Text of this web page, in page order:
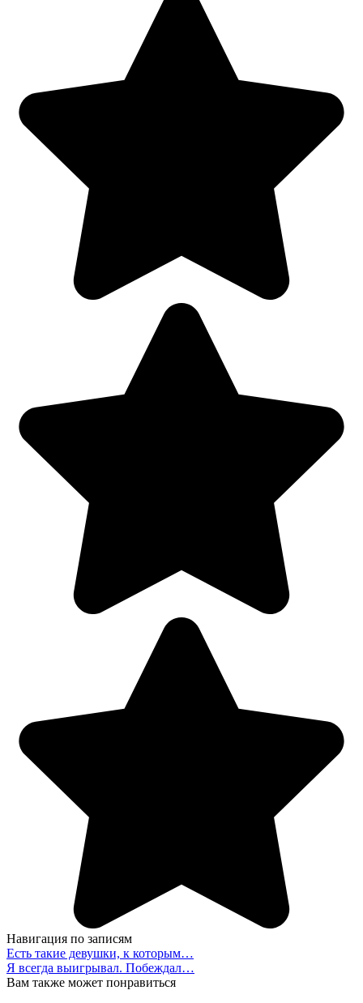
Навигация по записям
Есть такие девушки, к которым…
Я всегда выигрывал. Побеждал…
Вам также может понравиться